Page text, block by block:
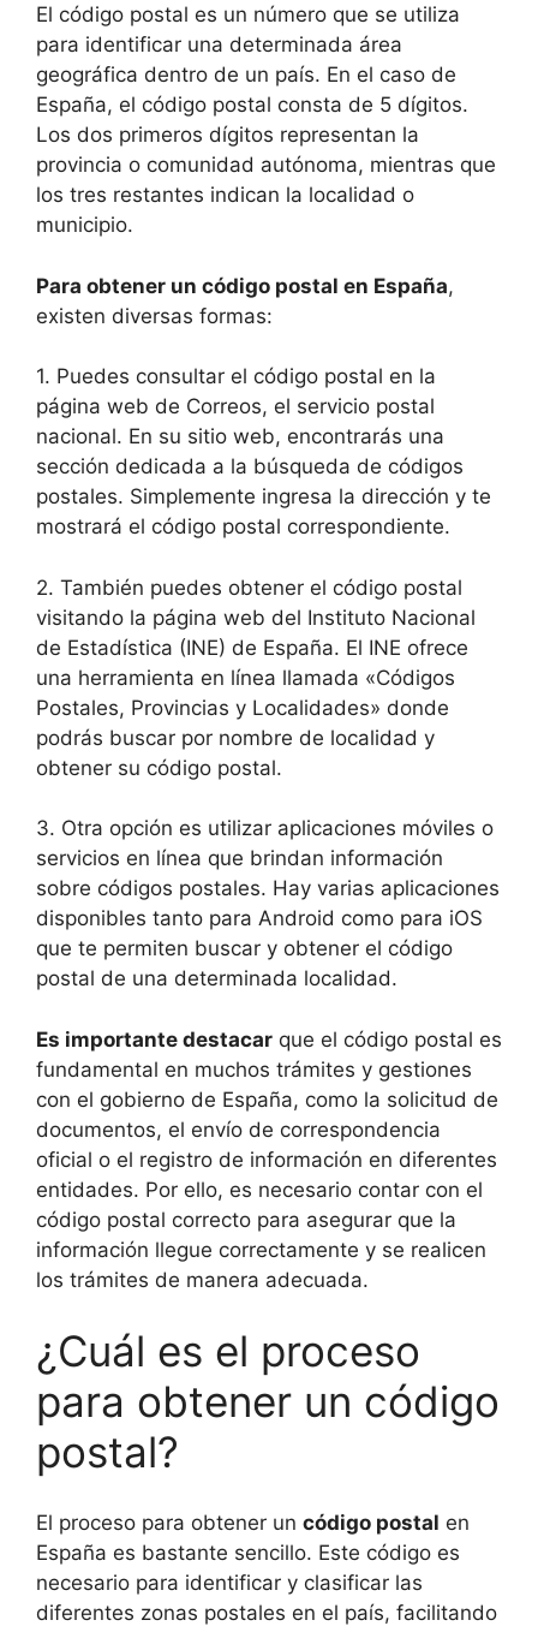
El código postal es un número que se utiliza
para identificar una determinada área
geográfica dentro de un país. En el caso de
España, el código postal consta de 5 dígitos.
Los dos primeros dígitos representan la
provincia o comunidad autónoma, mientras que
los tres restantes indican la localidad o
municipio.
Para obtener un código postal en España,
existen diversas formas:
1. Puedes consultar el código postal en la
página web de Correos, el servicio postal
nacional. En su sitio web, encontrarás una
sección dedicada a la búsqueda de códigos
postales. Simplemente ingresa la dirección y te
mostrará el código postal correspondiente.
2. También puedes obtener el código postal
visitando la página web del Instituto Nacional
de Estadística (INE) de España. El INE ofrece
una herramienta en línea llamada «Códigos
Postales, Provincias y Localidades» donde
podrás buscar por nombre de localidad y
obtener su código postal.
3. Otra opción es utilizar aplicaciones móviles o
servicios en línea que brindan información
sobre códigos postales. Hay varias aplicaciones
disponibles tanto para Android como para iOS
que te permiten buscar y obtener el código
postal de una determinada localidad.
Es importante destacar que el código postal es
fundamental en muchos trámites y gestiones
con el gobierno de España, como la solicitud de
documentos, el envío de correspondencia
oficial o el registro de información en diferentes
entidades. Por ello, es necesario contar con el
código postal correcto para asegurar que la
información llegue correctamente y se realicen
los trámites de manera adecuada.
¿Cuál es el proceso
para obtener un código
postal?
El proceso para obtener un código postal en
España es bastante sencillo. Este código es
necesario para identificar y clasificar las
diferentes zonas postales en el país, facilitando